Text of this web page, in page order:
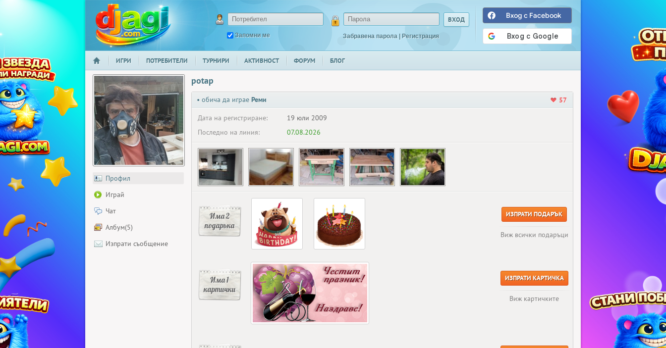
djagi.com
Запомни ме Забравена парола | Регистрация
Вход с Facebook
НАЧАЛО
ИГРИ ПОТРЕБИТЕЛИ ТУРНИРИ АКТИВНОСТ ФОРУМ БЛОГ
Профил
Играй
Чат
Албум(5)
Изпрати съобщение
potap
• обича да играе Реми
57
Дата на регистриране:
19 юли 2009
Последно на линия:
07.08.2026
Има 2
подаръка
ИЗПРАТИ ПОДАРЪК
Виж всички подаръци
Има 1
картички
ИЗПРАТИ КАРТИЧКА
Виж картичките